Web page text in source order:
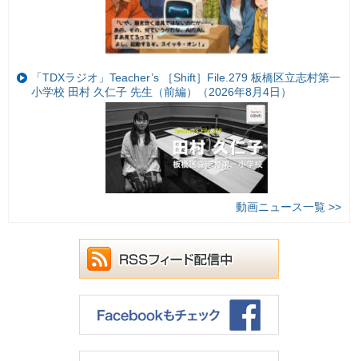
「TDXラジオ」Teacher’s ［Shift］File.279 板橋区立志村第一
小学校 田村 久仁子 先生（前編）（2026年8月4日）
動画ニュース一覧 >>